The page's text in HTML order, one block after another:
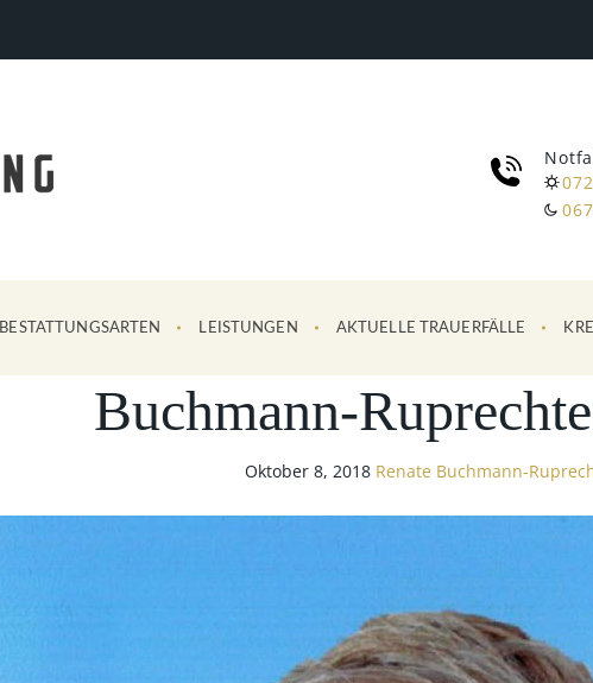
BESTATTUNGSARTEN LEISTUNGEN AKTUELLE TRAUERFÄLLE
Buchmann-
Oktober 8, 2018 Renate Buchmann-